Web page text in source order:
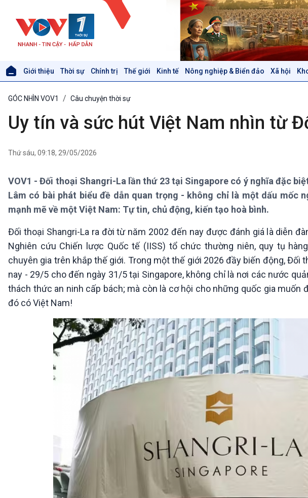
Giới thiệu Thời sự Chính trị Thế giới Kinh tế Nông nghiệp & Biển đảo Xã hội
Thời sự 6h
Thời sự 12h
Thời sự 18h
Chính phủ với người
Quốc hội với cử tri
Xã hội
360 độ Sức khỏe
Chuyển đổi Xanh
Tài nguyên và Môi trường
Chuyên gia của bạn
Xã hội chuyển động
Bước chân đến trường
Khoa học & Công nghệ
Kết nối công nghệ
Sống chung với biến đổi
khí hậu
Văn hoá & Du lịch
Chát với người nổi
Câu chuyện Thể thao
Thanh âm ký sự
Chân dung cuộc sống
Các chương trình đặc biệt
GÓC NHÌN VOV1 Câu chuyện thời sự
Uy tín và sức hút Việt Nam nhìn từ
Thứ sáu, 09:18, 29/05/2026
VOV1 - Đối thoại Shangri-La lần thứ 23 tại Singapore có ý nghĩa đặc
Lâm có bài phát biểu đề dẫn quan trọng - không chỉ là một dấu mốc
mạnh mẽ về một Việt Nam: Tự tin, chủ động, kiến tạo hoà bình.
Đối thoại Shangri-La ra đời từ năm 2002 đến nay được đánh giá là diễn
Nghiên cứu Chiến lược Quốc tế (IISS) tổ chức thường niên, quy tụ
chuyên gia trên khắp thế giới. Trong một thế giới 2026 đầy biến động, Đối
nay - 29/5 cho đến ngày 31/5 tại Singapore, không chỉ là nơi các nước
thách thức an ninh cấp bách; mà còn là cơ hội cho những quốc gia muốn
đó có Việt Nam!